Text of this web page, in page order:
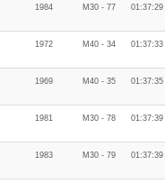
1984 M30 - 77 01:37:29
1972 M40 - 34 01:37:33
1969 M40 - 35 01:37:35
1981 M30 - 78 01:37:39
1983 M30 - 79 01:37:39